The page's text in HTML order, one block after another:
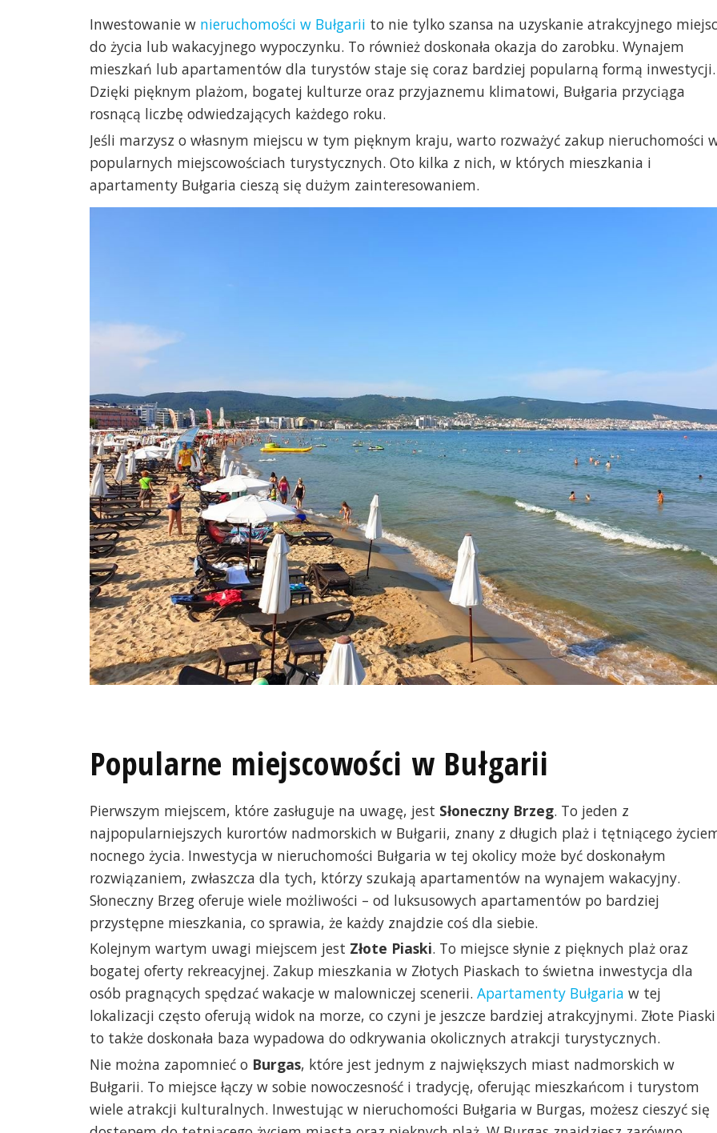
Inwestowanie w nieruchomości w Bułgarii to nie tylko szansa na uzyskanie atrakcyjnego
do życia lub wakacyjnego wypoczynku. To również doskonała okazja do zarobku. Wynajem
mieszkań lub apartamentów dla turystów staje się coraz bardziej popularną formą inwestycji.
Dzięki pięknym plażom, bogatej kulturze oraz przyjaznemu klimatowi, Bułgaria przyciąga
rosnącą liczbę odwiedzających każdego roku.
Jeśli marzysz o własnym miejscu w tym pięknym kraju, warto rozważyć zakup nieruchomości
popularnych miejscowościach turystycznych. Oto kilka z nich, w których mieszkania i
apartamenty Bułgaria cieszą się dużym zainteresowaniem.
Popularne miejscowości w Bułgarii
Pierwszym miejscem, które zasługuje na uwagę, jest Słoneczny Brzeg. To jeden z
najpopularniejszych kurortów nadmorskich w Bułgarii, znany z długich plaż i tętniącego
nocnego życia. Inwestycja w nieruchomości Bułgaria w tej okolicy może być doskonałym
rozwiązaniem, zwłaszcza dla tych, którzy szukają apartamentów na wynajem wakacyjny.
Słoneczny Brzeg oferuje wiele możliwości – od luksusowych apartamentów po bardziej
przystępne mieszkania, co sprawia, że każdy znajdzie coś dla siebie.
Kolejnym wartym uwagi miejscem jest Złote Piaski. To miejsce słynie z pięknych plaż oraz
bogatej oferty rekreacyjnej. Zakup mieszkania w Złotych Piaskach to świetna inwestycja dla
osób pragnących spędzać wakacje w malowniczej scenerii. Apartamenty Bułgaria w tej
lokalizacji często oferują widok na morze, co czyni je jeszcze bardziej atrakcyjnymi. Złote Piaski
to także doskonała baza wypadowa do odkrywania okolicznych atrakcji turystycznych.
Nie można zapomnieć o Burgas, które jest jednym z największych miast nadmorskich w
Bułgarii. To miejsce łączy w sobie nowoczesność i tradycję, oferując mieszkańcom i turystom
wiele atrakcji kulturalnych. Inwestując w nieruchomości Bułgaria w Burgas, możesz cieszyć się